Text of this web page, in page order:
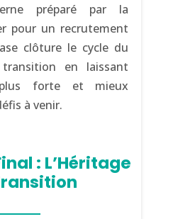
préparé par la
pour un recrutement
clôture le cycle du
en laissant
forte et mieux
à venir.
: L’Héritage